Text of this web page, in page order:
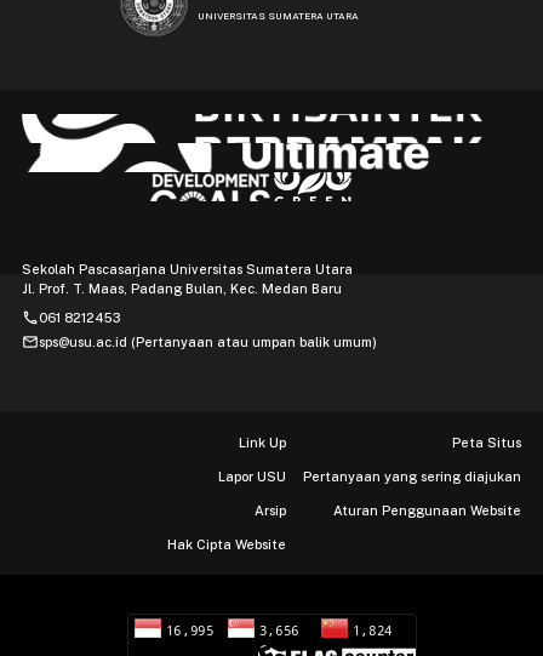
UNIVERSITAS SUMATERA UTARA
Sekolah Pascasarjana Universitas Sumatera Utara
Jl. Prof. T. Maas, Padang Bulan, Kec. Medan Baru
phone061 8212453
mailsps@usu.ac.id (Pertanyaan atau umpan balik umum)
Link Up Peta Situs
Lapor USU Pertanyaan yang sering diajukan
Arsip Aturan Penggunaan Website
Hak Cipta Website